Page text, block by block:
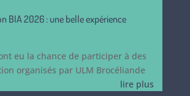
BIA 2026 : une belle expérience
eu la chance de participer à des
organisés par ULM Brocéliande
lire plus